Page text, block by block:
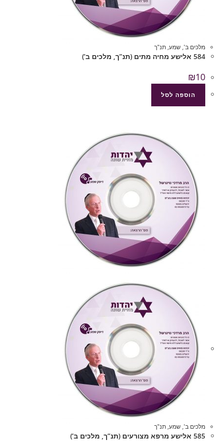
מלכים ב', שמע, תנ"ך
584 אלישע מחיה מתים (תנ”ך, מלכים ב’)
₪10
הוספה לסל
מלכים ב', שמע, תנ"ך
585 אלישע מרפא מצורעים (תנ”ך, מלכים ב’)